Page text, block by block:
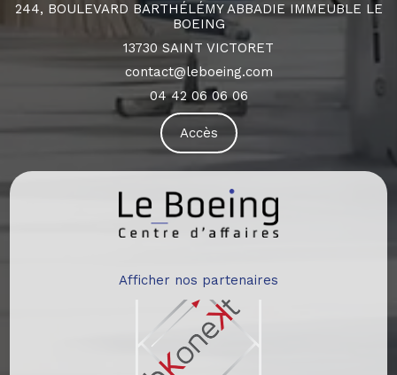
244, BOULEVARD BARTHÉLÉMY ABBADIE IMMEUBLE LE
BOEING
13730 SAINT VICTORET
contact@leboeing.com
04 42 06 06 06
Accès
Afficher nos partenaires